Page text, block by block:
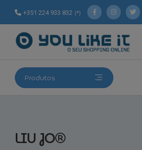
+351 224 933 832 (*)
Produtos
LIU JO®